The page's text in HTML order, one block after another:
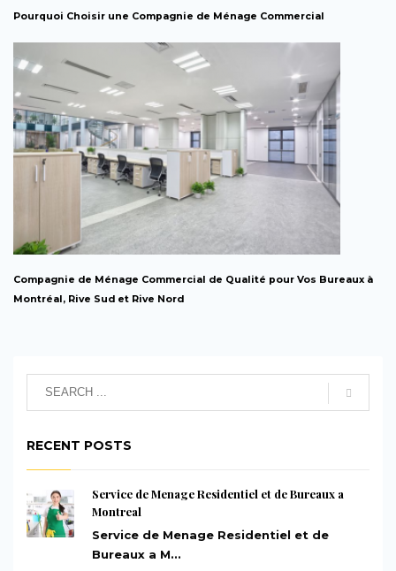
Pourquoi Choisir une Compagnie de Ménage Commercial
Compagnie de Ménage Commercial de Qualité pour Vos Bureaux à
Montréal, Rive Sud et Rive Nord
RECENT POSTS
Service de Menage Residentiel et de Bureaux a
Montreal
Service de Menage Residentiel et de
Bureaux a M...